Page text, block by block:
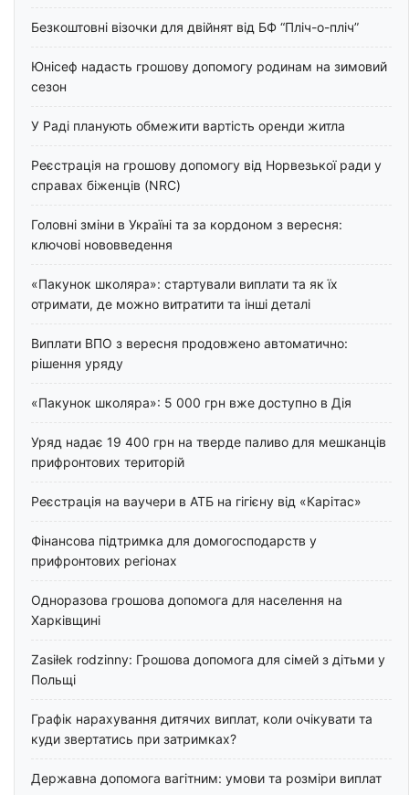
Безкоштовні візочки для двійнят від БФ “Пліч-о-пліч”
Юнісеф надасть грошову допомогу родинам на зимовий
сезон
У Раді планують обмежити вартість оренди житла
Реєстрація на грошову допомогу від Норвезької ради у
справах біженців (NRC)
Головні зміни в Україні та за кордоном з вересня:
ключові нововведення
«Пакунок школяра»: стартували виплати та як їх
отримати, де можно витратити та інші деталі
Виплати ВПО з вересня продовжено автоматично:
рішення уряду
«Пакунок школяра»: 5 000 грн вже доступно в Дія
Уряд надає 19 400 грн на тверде паливо для мешканців
прифронтових територій
Реєстрація на ваучери в АТБ на гігієну від «Карітас»
Фінансова підтримка для домогосподарств у
прифронтових регіонах
Одноразова грошова допомога для населення на
Харківщині
Zasiłek rodzinny: Грошова допомога для сімей з дітьми у
Польщі
Графік нарахування дитячих виплат, коли очікувати та
куди звертатись при затримках?
Державна допомога вагітним: умови та розміри виплат